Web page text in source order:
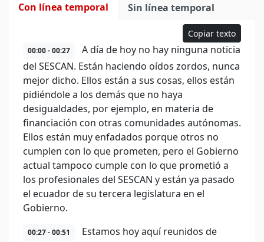
Con línea temporal Sin línea temporal
Copiar texto
00:00 - 00:27
A día de hoy no hay ninguna noticia
del SESCAN. Están haciendo oídos zordos, nunca
mejor dicho. Ellos están a sus cosas, ellos están
pidiéndole a los demás que no haya
desigualdades, por ejemplo, en materia de
financiación con otras comunidades autónomas.
Ellos están muy enfadados porque otros no
cumplen con lo que prometen, pero el Gobierno
actual tampoco cumple con lo que prometió a
los profesionales del SESCAN y están ya pasado
el ecuador de su tercera legislatura en el
Gobierno.
00:27 - 00:51
Estamos hoy aquí reunidos de